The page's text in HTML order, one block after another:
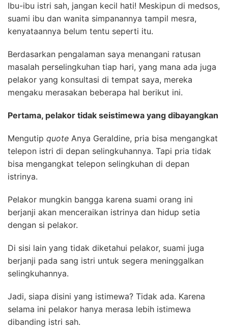
Ibu-ibu istri sah, jangan kecil hati! Meskipun di medsos,
suami ibu dan wanita simpanannya tampil mesra,
kenyataannya belum tentu seperti itu.
Berdasarkan pengalaman saya menangani ratusan
masalah perselingkuhan tiap hari, yang mana ada juga
pelakor yang konsultasi di tempat saya, mereka
mengaku merasakan beberapa hal berikut ini.
Pertama, pelakor tidak seistimewa yang dibayangkan
Mengutip quote Anya Geraldine, pria bisa mengangkat
telepon istri di depan selingkuhannya. Tapi pria tidak
bisa mengangkat telepon selingkuhan di depan
istrinya.
Pelakor mungkin bangga karena suami orang ini
berjanji akan menceraikan istrinya dan hidup setia
dengan si pelakor.
Di sisi lain yang tidak diketahui pelakor, suami juga
berjanji pada sang istri untuk segera meninggalkan
selingkuhannya.
Jadi, siapa disini yang istimewa? Tidak ada. Karena
selama ini pelakor hanya merasa lebih istimewa
dibanding istri sah.